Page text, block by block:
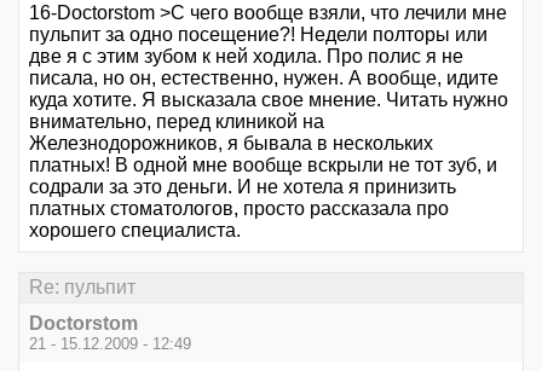
16-Doctorstom >С чего вообще взяли, что лечили мне
пульпит за одно посещение?! Недели полторы или
две я с этим зубом к ней ходила. Про полис я не
писала, но он, естественно, нужен. А вообще, идите
куда хотите. Я высказала свое мнение. Читать нужно
внимательно, перед клиникой на
Железнодорожников, я бывала в нескольких
платных! В одной мне вообще вскрыли не тот зуб, и
содрали за это деньги. И не хотела я принизить
платных стоматологов, просто рассказала про
хорошего специалиста.
Re: пульпит
Doctorstom
21 - 15.12.2009 - 12:49